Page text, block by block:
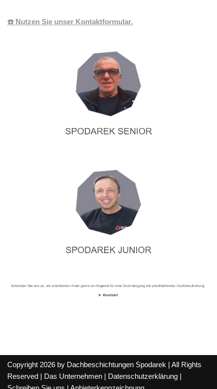
☎️ Nutzen Sie unser Kontaktformular.
Copyright 2026 by Dachbeschichtungen Spodarek | All Rights
Reserved |
Das Unternehmen Datenschutzerklärung